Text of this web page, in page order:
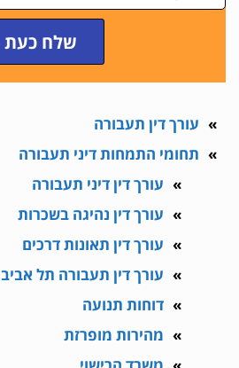
שלח כעת
עורך דין תעבורה
תחומי התמחות דיני תעבורה
עורך דין דיני תעבורה
עורך דין נהיגה בשכרות
עורך דין תאונות דרכים
עורך דין תעבורה תל אביב
דוחות תנועה
מהירות מופרזת